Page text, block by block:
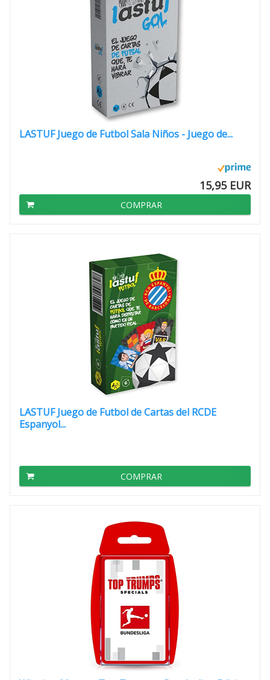
LASTUF Juego de Futbol Sala Niños - Juego de...
15,95 EUR
COMPRAR
LASTUF Juego de Futbol de Cartas del RCDE
Espanyol...
COMPRAR